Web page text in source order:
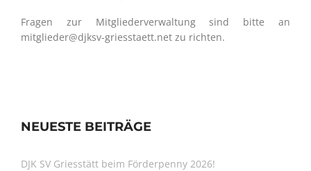
Fragen zur Mitgliederverwaltung sind bitte an
mitglieder@djksv-griesstaett.net zu richten.
NEUESTE BEITRÄGE
DJK SV Griesstätt beim Förderpenny 2026!